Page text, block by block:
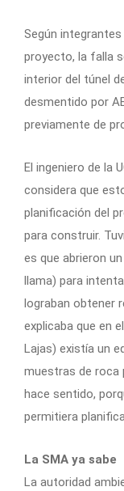
Según
proyecto, la falla
interior del túnel
desmentido por
previamente de
El ingeniero de la
considera que
planificación del
para construir.
es que abrieron
llama) para
lograban obtener
explicaba que en
Lajas) existía un
muestras de roca
hace sentido,
permitiera
La SMA ya sabe
La autoridad